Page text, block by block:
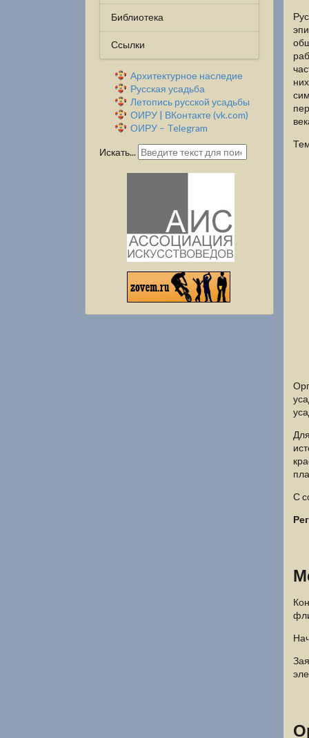
Библиотека
Ссылки
Архитектурное наследие
Русская усадьба
Летопись русской усадьбы
ОИРУ | ВКонтакте (vk.com)
ОИРУ – Telegram
Искать...
С